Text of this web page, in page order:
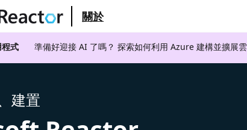
關於
式 準備好迎接 AI 了嗎？ 探索如何利用 Azure 建構並擴展雲
建置